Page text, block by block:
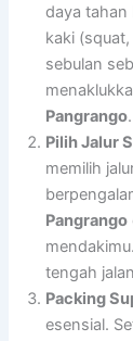
daya
kaki
sebulan
Pangrango.
Pilih Jalur
memilih
Pangrango
tengah
Packing
esensial.